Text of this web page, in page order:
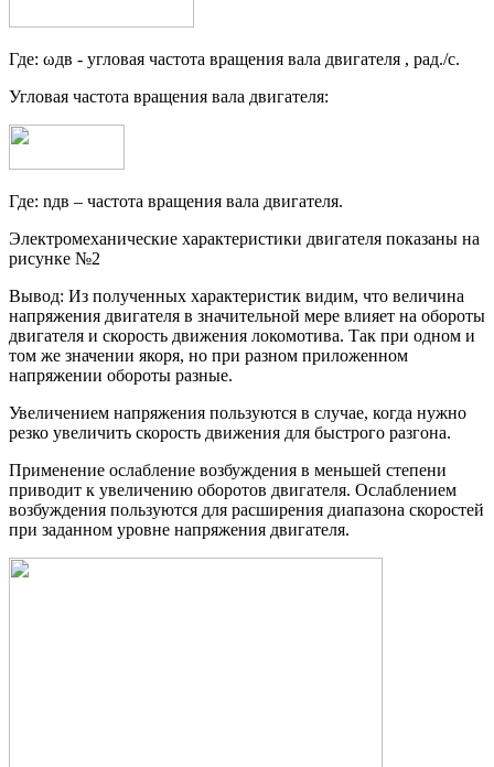
Где: ωдв - угловая частота вращения вала двигателя , рад./с.
Угловая частота вращения вала двигателя:
Где: nдв – частота вращения вала двигателя.
Электромеханические характеристики двигателя показаны на
рисунке №2
Вывод: Из полученных характеристик видим, что величина
напряжения двигателя в значительной мере влияет на обороты
двигателя и скорость движения локомотива. Так при одном и
том же значении якоря, но при разном приложенном
напряжении обороты разные.
Увеличением напряжения пользуются в случае, когда нужно
резко увеличить скорость движения для быстрого разгона.
Применение ослабление возбуждения в меньшей степени
приводит к увеличению оборотов двигателя. Ослаблением
возбуждения пользуются для расширения диапазона скоростей
при заданном уровне напряжения двигателя.